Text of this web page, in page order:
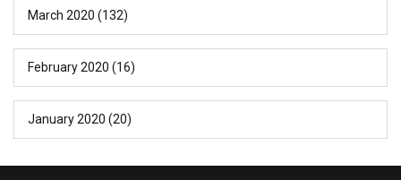
March 2020 (132)
February 2020 (16)
January 2020 (20)